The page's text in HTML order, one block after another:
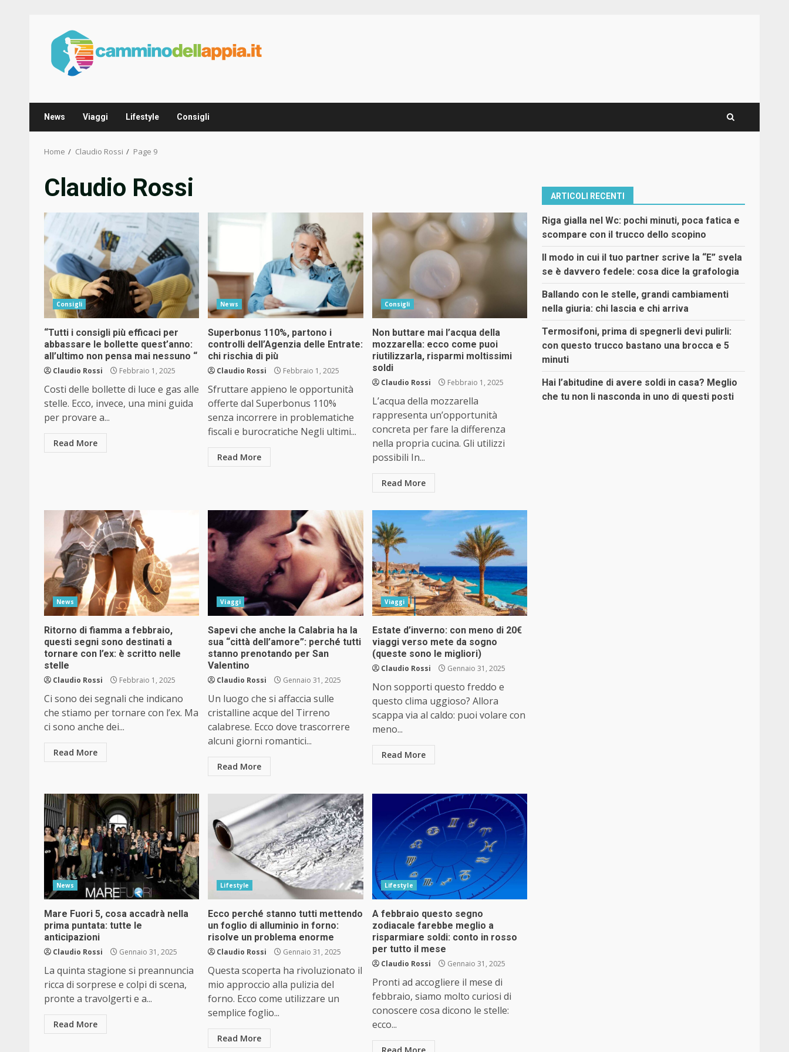
News Viaggi Lifestyle Consigli
Home Claudio Rossi Page 9
Claudio Rossi
Consigli
“Tutti i consigli più efficaci per
abbassare le bollette quest’anno:
all’ultimo non pensa mai nessuno “
Claudio Rossi Febbraio 1, 2025
Costi delle bollette di luce e gas alle
stelle. Ecco, invece, una mini guida
per provare a...
Read More
News
Superbonus 110%, partono i
controlli dell’Agenzia delle Entrate:
chi rischia di più
Claudio Rossi Febbraio 1, 2025
Sfruttare appieno le opportunità
offerte dal Superbonus 110%
senza incorrere in problematiche
fiscali e burocratiche Negli ultimi...
Read More
Consigli
Non buttare mai l’acqua della
mozzarella: ecco come puoi
riutilizzarla, risparmi moltissimi
soldi
Claudio Rossi Febbraio 1, 2025
L’acqua della mozzarella
rappresenta un’opportunità
concreta per fare la differenza
nella propria cucina. Gli utilizzi
possibili In...
Read More
News
Ritorno di fiamma a febbraio,
questi segni sono destinati a
tornare con l’ex: è scritto nelle
stelle
Claudio Rossi Febbraio 1, 2025
Ci sono dei segnali che indicano
che stiamo per tornare con l’ex. Ma
ci sono anche dei...
Read More
Viaggi
Sapevi che anche la Calabria ha la
sua “città dell’amore”: perché tutti
stanno prenotando per San
Valentino
Claudio Rossi Gennaio 31, 2025
Un luogo che si affaccia sulle
cristalline acque del Tirreno
calabrese. Ecco dove trascorrere
alcuni giorni romantici...
Read More
Viaggi
Estate d’inverno: con meno di 20€
viaggi verso mete da sogno
(queste sono le migliori)
Claudio Rossi Gennaio 31, 2025
Non sopporti questo freddo e
questo clima uggioso? Allora
scappa via al caldo: puoi volare con
meno...
Read More
News
Mare Fuori 5, cosa accadrà nella
prima puntata: tutte le
anticipazioni
Claudio Rossi Gennaio 31, 2025
La quinta stagione si preannuncia
ricca di sorprese e colpi di scena,
pronte a travolgerti e a...
Read More
Lifestyle
Ecco perché stanno tutti mettendo
un foglio di alluminio in forno:
risolve un problema enorme
Claudio Rossi Gennaio 31, 2025
Questa scoperta ha rivoluzionato il
mio approccio alla pulizia del
forno. Ecco come utilizzare un
semplice foglio...
Read More
Lifestyle
A febbraio questo segno
zodiacale farebbe meglio a
risparmiare soldi: conto in rosso
per tutto il mese
Claudio Rossi Gennaio 31, 2025
Pronti ad accogliere il mese di
febbraio, siamo molto curiosi di
conoscere cosa dicono le stelle:
ecco...
ARTICOLI RECENTI
Riga gialla nel Wc: pochi minuti, poca fatica e
scompare con il trucco dello scopino
Il modo in cui il tuo partner scrive la “E” svela
se è davvero fedele: cosa dice la grafologia
Ballando con le stelle, grandi cambiamenti
nella giuria: chi lascia e chi arriva
Termosifoni, prima di spegnerli devi pulirli:
con questo trucco bastano una brocca e 5
minuti
Hai l’abitudine di avere soldi in casa? Meglio
che tu non li nasconda in uno di questi posti